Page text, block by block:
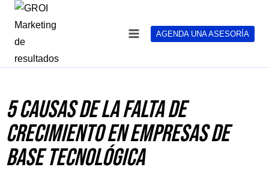
AGENDA UNA ASESORÍA
5 Causas de la Falta de
Crecimiento en Empresas de
Base Tecnológica